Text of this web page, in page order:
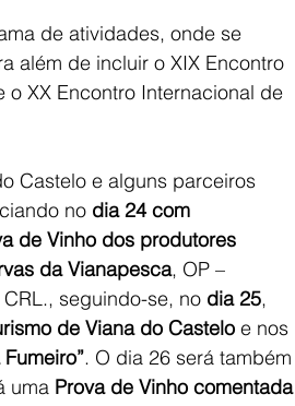
de atividades, onde se
além de incluir o XIX Encontro
o XX Encontro Internacional de
Castelo e alguns parceiros
no dia 24 com
de Vinho dos produtores
da Vianapesca, OP –
seguindo-se, no dia 25,
de Viana do Castelo e nos
. O dia 26 será também
uma Prova de Vinho comentada